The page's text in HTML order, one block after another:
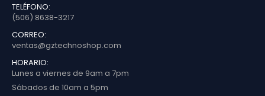
TELÉFONO:
(506) 8638-3217
CORREO:
ventas@gztechnoshop.com
HORARIO:
Lunes a viernes de 9am a 7pm
Sábados de 10am a 5pm